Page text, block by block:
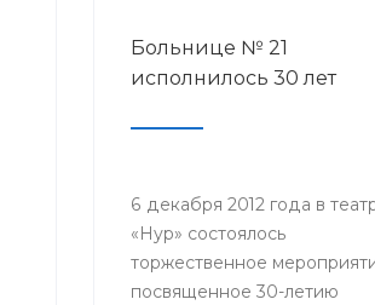
Больнице № 21
исполнилось 30 лет
6 декабря 2012 года в
«Нур» состоялось
торжественное
посвященное 30-летию